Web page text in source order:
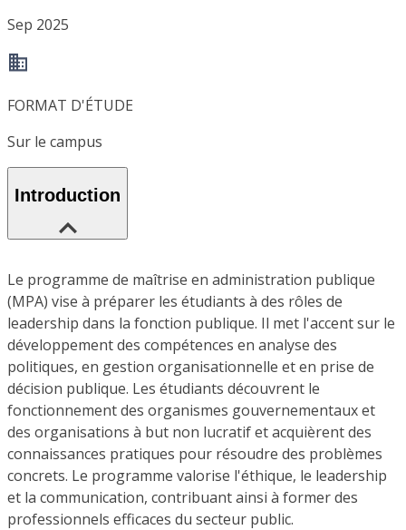
Sep 2025
FORMAT D'ÉTUDE
Sur le campus
Introduction
Le programme de maîtrise en administration publique
(MPA) vise à préparer les étudiants à des rôles de
leadership dans la fonction publique. Il met l'accent sur le
développement des compétences en analyse des
politiques, en gestion organisationnelle et en prise de
décision publique. Les étudiants découvrent le
fonctionnement des organismes gouvernementaux et
des organisations à but non lucratif et acquièrent des
connaissances pratiques pour résoudre des problèmes
concrets. Le programme valorise l'éthique, le leadership
et la communication, contribuant ainsi à former des
professionnels efficaces du secteur public.